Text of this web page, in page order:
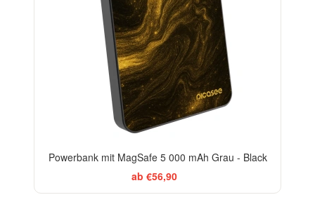
Powerbank mit MagSafe 5 000 mAh Grau - Black
ab €56,90